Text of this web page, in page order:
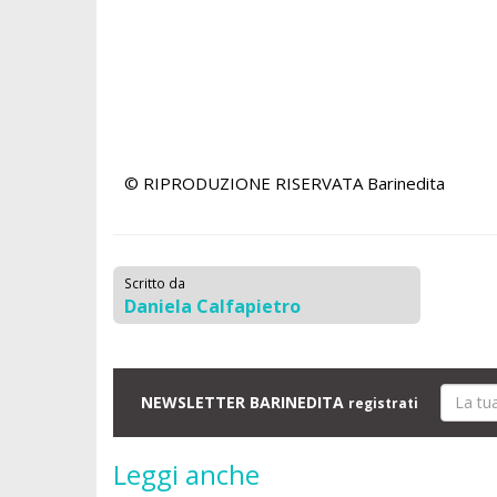
© RIPRODUZIONE RISERVATA Barinedita
Scritto da
Daniela Calfapietro
NEWSLETTER BARINEDITA registrati
Leggi anche